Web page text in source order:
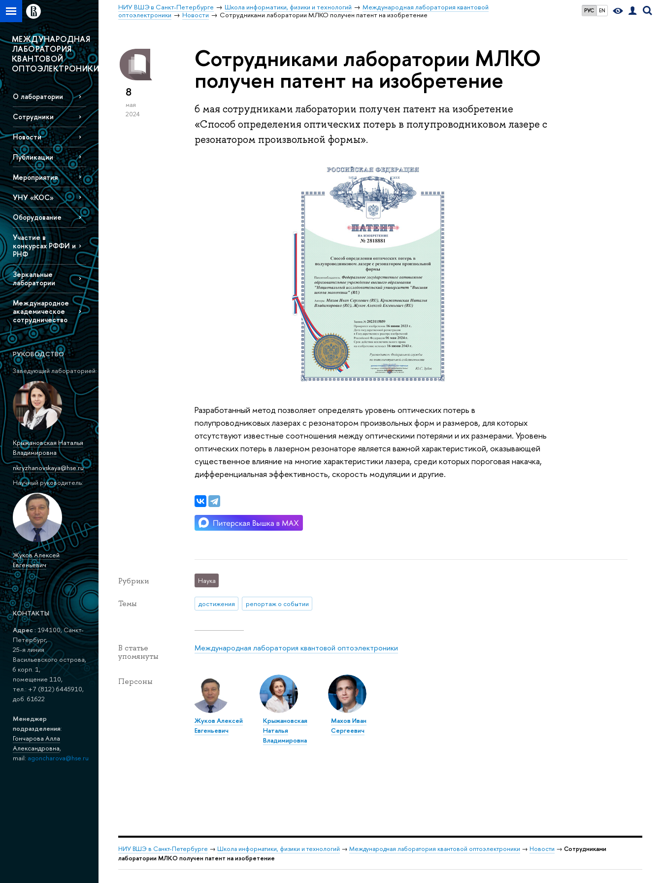
РУС EN
НИУ ВШЭ в Санкт-Петербурге Школа информатики, физики и технологий
Международная лаборатория квантовой
оптоэлектроники
Новости Сотрудниками лаборатории МЛКО получен патент на изобретение
МЕЖДУНАРОДНАЯ
ЛАБОРАТОРИЯ
КВАНТОВОЙ
ОПТОЭЛЕКТРОНИКИ
О лаборатории
Сотрудники
Новости
Публикации
Мероприятия
УНУ «КОС»
Оборудование
Участие в
конкурсах РФФИ и
РНФ
Зеркальные
лаборатории
Международное
академическое
сотрудничество
РУКОВОДСТВО
Заведующий лабораторией:
Крыжановская Наталья
Владимировна
nkryzhanovskaya@hse.ru
Научный руководитель:
Жуков Алексей
Евгеньевич
КОНТАКТЫ
Адрес : 194100, Санкт-
Петербург,
25-я линия
Васильевского острова,
6 корп. 1,
помещение 110,
тел.: +7 (812) 6445910,
доб. 61622
Менеджер
подразделения:
Гончарова Алла
Александровна,
mail: agoncharova@hse.ru
8
мая
2024
Сотрудниками лаборатории МЛКО
получен патент на изобретение
6 мая сотрудниками лаборатории получен патент на изобретение
«Способ определения оптических потерь в полупроводниковом лазере с
резонатором произвольной формы».
Разработанный метод позволяет определять уровень оптических потерь в
полупроводниковых лазерах с резонатором произвольных форм и размеров, для которых
отсутствуют известные соотношения между оптическими потерями и их размерами. Уровень
оптических потерь в лазерном резонаторе является важной характеристикой, оказывающей
существенное влияние на многие характеристики лазера, среди которых пороговая накачка,
дифференциальная эффективность, скорость модуляции и другие.
Рубрики Наука
Темы достижения репортаж о событии
В статье
упомянуты
Международная лаборатория квантовой оптоэлектроники
Персоны
Жуков Алексей
Евгеньевич
Крыжановская
Наталья
Владимировна
Махов Иван
Сергеевич
НИУ ВШЭ в Санкт-Петербурге → Школа информатики, физики и технологий → Международная лаборатория квантовой оптоэлектроники → Новости → Сотрудниками
лаборатории МЛКО получен патент на изобретение